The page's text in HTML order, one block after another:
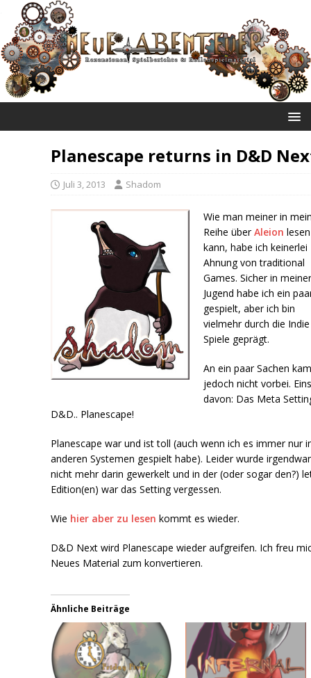
Planescape returns in D&D
Juli 3, 2013 Shadom
Wie man meiner in
Reihe überAleionlesen
kann, habe ich keinerlei
Ahnung von traditional
Games. Sicher in
Jugend habe ich ein
gespielt, aber ich bin
vielmehr durch die Indie
Spiele geprägt.
An ein paar Sachen
jedoch nicht vorbei.
davon: Das Meta
D&D.. Planescape!
Planescape war und ist toll (auch wenn ich es immer nur
anderen Systemen gespielt habe). Leider wurde
nicht mehr darin gewerkelt und in der (oder sogar den?)
Edition(en) war das Setting vergessen.
Wie hier aber zu lesen kommt es wieder.
D&D Next wird Planescape wieder aufgreifen. Ich freu
Neues Material zum konvertieren.
Ähnliche Beiträge